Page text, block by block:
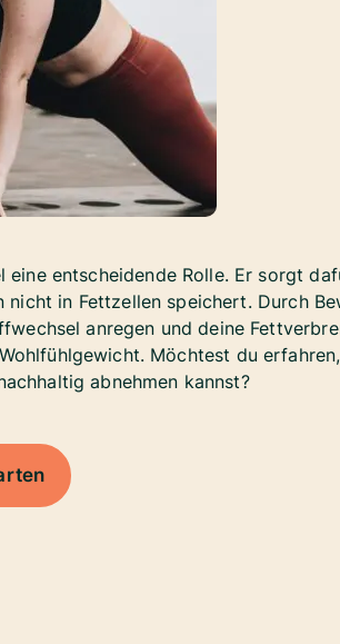
entscheidende Rolle. Er sorgt
in Fettzellen speichert. Durch
anregen und deine
Möchtest du
abnehmen kannst?